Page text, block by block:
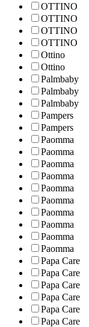
OTTINO
OTTINO
OTTINO
OTTINO
Ottino
Ottino
Palmbaby
Palmbaby
Palmbaby
Pampers
Pampers
Paomma
Paomma
Paomma
Paomma
Paomma
Paomma
Paomma
Paomma
Paomma
Paomma
Papa Care
Papa Care
Papa Care
Papa Care
Papa Care
Papa Care